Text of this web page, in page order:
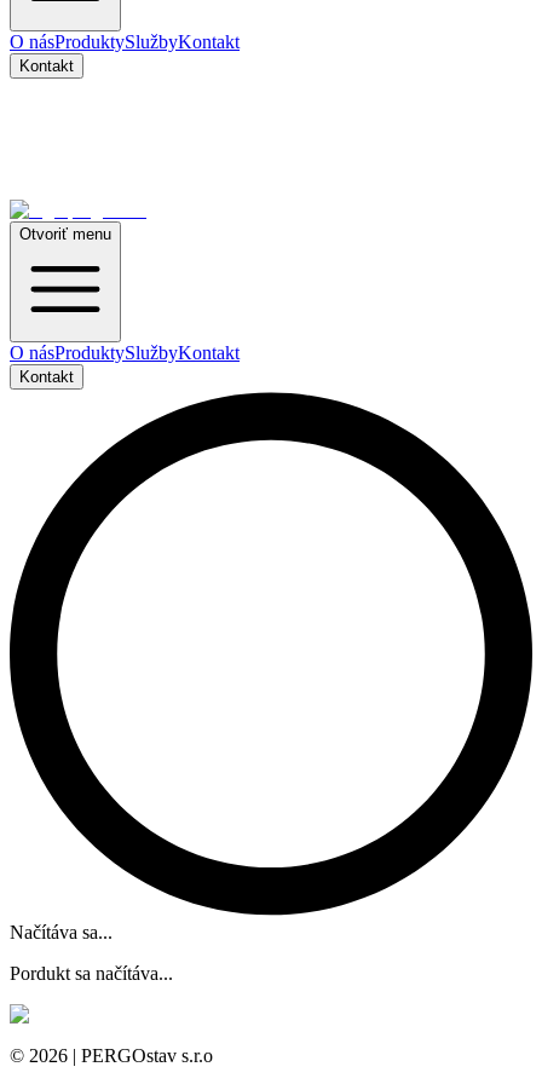
O násProduktySlužbyKontakt
Kontakt
Otvoriť menu
O násProduktySlužbyKontakt
Kontakt
Načítáva sa...
Pordukt sa načítáva...
© 2026 | PERGOstav s.r.o